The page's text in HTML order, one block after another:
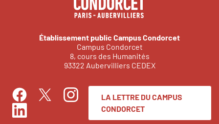
Établissement public Campus Condorcet
Campus Condorcet
8, cours des Humanités
93322 Aubervilliers CEDEX
FacebookTwitterInstagram
LinkedIn
LA LETTRE DU CAMPUS
CONDORCET